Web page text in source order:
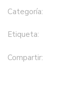
Categoría:
Etiqueta:
Compartir: